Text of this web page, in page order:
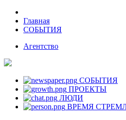
Главная
СОБЫТИЯ
Агентство
СОБЫТИЯ
ПРОЕКТЫ
ЛЮДИ
ВРЕМЯ